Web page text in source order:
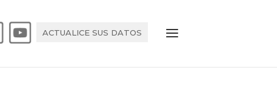
ACTUALICE SUS DATOS